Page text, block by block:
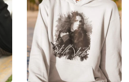
options
may
chosen
on
the